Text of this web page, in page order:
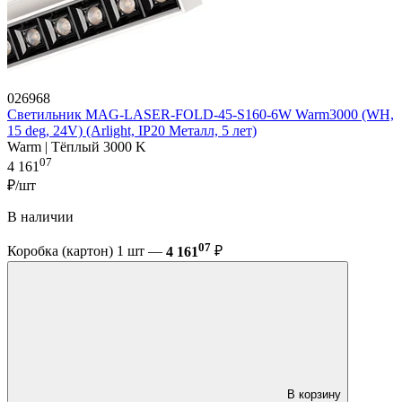
026968
Светильник MAG-LASER-FOLD-45-S160-6W Warm3000 (WH,
15 deg, 24V) (Arlight, IP20 Металл, 5 лет)
Warm | Тёплый 3000 K
4 161 07
₽/шт
В наличии
Коробка (картон) 1 шт — 4 16107 ₽
В корзину